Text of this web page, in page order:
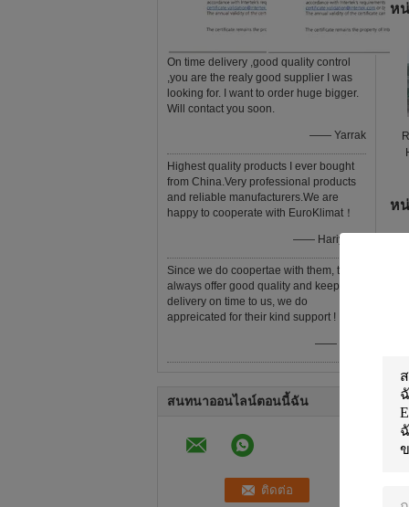
On time delivery ,good quality control
,you are the realy good supplier I was
looking for. I want to order huge bigger.
Will contact you soon.
—— Yarrak
Highest quality products I ever bought
from China.Very professional products
and reliable manufacturers.We are
happy to cooperate with EuroKlimat！
—— Hariyanto
Since we do coopertae with them, they
always offer good quality and keep the
delivery on time to us, we do
appreicated for their kind support !
—— Henk
สนทนาออนไลน์ตอนนี้ฉัน
ห
ห
เ